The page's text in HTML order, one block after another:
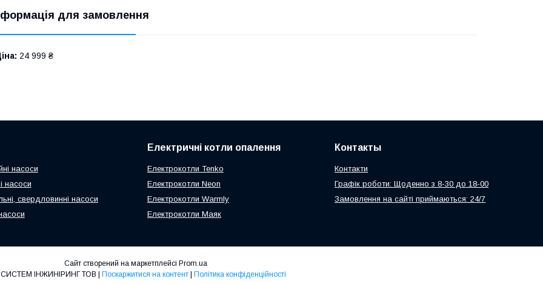
для замовлення
24 999 ₴
насоси
насоси
свердловинні насоси
Електричні котли опалення
Електрокотли Tenko
Електрокотли Neon
Електрокотли Warmly
Електрокотли Маяк
Контакты
Контакти
Графік роботи: Щоденно з 8-30 до 18-00
Замовлення на сайті приймаються: 24/7
Сайт створений на маркетплейсі Prom.ua
Поскаржитися на контент Політика конфіденційності